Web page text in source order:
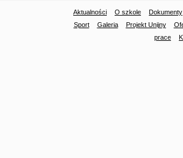
Aktualności O szkole
Dokumenty
Sport
Galeria Projekt Unijny
prace